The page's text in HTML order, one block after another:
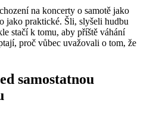
na koncerty o samotě jako
jako praktické. Šli, slyšeli hudbu
stačí k tomu, aby příště váhání
proč vůbec uvažovali o tom, že
samostatnou